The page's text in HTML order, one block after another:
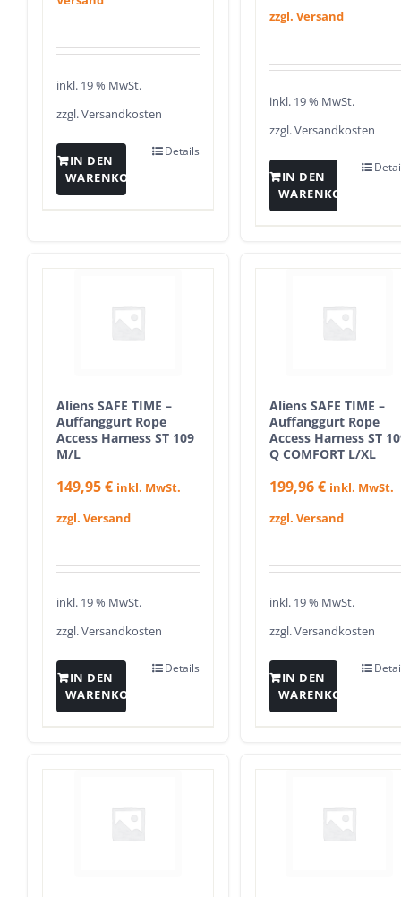
inkl. 19 % MwSt.
zzgl.Versandkosten
IN DEN
WARENKORB
Details
zzgl. Versand
inkl. 19 % MwSt.
zzgl.Versandkosten
IN DEN
WARENKORB
Aliens SAFE TIME –
Auffanggurt Rope
Access Harness ST 109
M/L
149,95€ inkl. MwSt.
zzgl. Versand
inkl. 19 % MwSt.
zzgl.Versandkosten
IN DEN
WARENKORB
Details
Aliens SAFE TIME –
Auffanggurt Rope
Access Harness ST
Q COMFORT L/XL
199,96€ inkl. MwSt.
zzgl. Versand
inkl. 19 % MwSt.
zzgl.Versandkosten
IN DEN
WARENKORB